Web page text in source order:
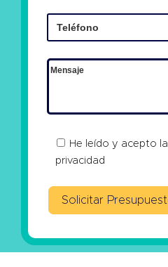
He leído y acepto la
privacidad